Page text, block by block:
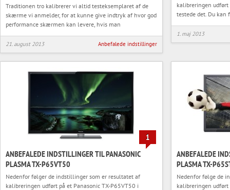
Traditionen tro kalibrerer vi altid testeksemplaret af de
skærme vi anmelder, for at kunne give indtryk af hvor god
performance skærmen kan levere, hvis man
21. august 2013 Anbefalede indstillinger
kalibreringen udført
testede det. Du kan
1. maj 2013
1
ANBEFALEDE INDSTILLINGER TIL PANASONIC
PLASMA TX-P65VT50
Nedenfor følger de indstillinger som er resultatet af
kalibreringen udført på et Panasonic TX-P65VT50 i
ANBEFALEDE
PLASMA TX-
Nedenfor følge de
kalibreringen udført